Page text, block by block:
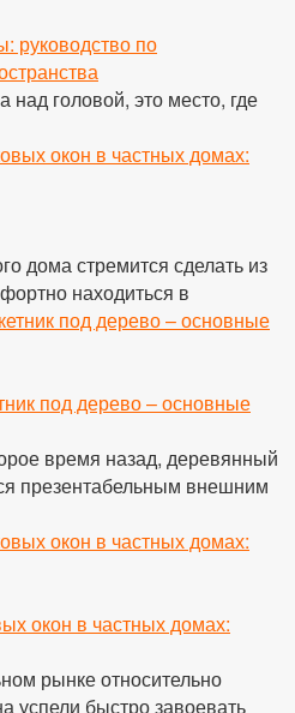
руководство по
головой, это место, где
дома стремится сделать из
находиться в
под дерево – основные
время назад, деревянный
презентабельным внешним
окон в частных домах:
рынке относительно
успели быстро завоевать